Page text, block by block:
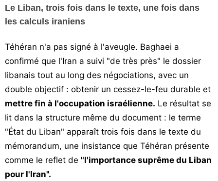
Le Liban, trois fois dans le texte, une fois dans
les calculs iraniens
Téhéran n'a pas signé à l'aveugle. Baghaei a
confirmé que l'Iran a suivi "de très près" le dossier
libanais tout au long des négociations, avec un
double objectif : obtenir un cessez-le-feu durable et
mettre fin à l'occupation israélienne. Le résultat se
lit dans la structure même du document : le terme
"État du Liban" apparaît trois fois dans le texte du
mémorandum, une insistance que Téhéran présente
comme le reflet de "l'importance suprême du Liban
pour l'Iran".